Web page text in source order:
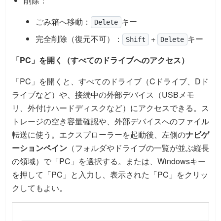
ごみ箱へ移動：
Delete キー
完全削除（復元不可）：
Shift + Delete キー
「PC」を開く（すべてのドライブへのアクセス）
「PC」を開くと、すべてのドライブ（Cドライブ、Dド
ライブなど）や、接続中の外部デバイス（USBメモ
リ、外付けハードディスクなど）にアクセスできる。ス
トレージの空き容量確認や、外部デバイスへのファイル
転送に使う。エクスプローラーを起動後、左側のナビゲ
ーションペイン （フォルダやドライブの一覧が並ぶ縦長
の領域）で「PC」を選択する。または、Windowsキー
を押して「PC」と入力し、表示された「PC」をクリッ
クしてもよい。